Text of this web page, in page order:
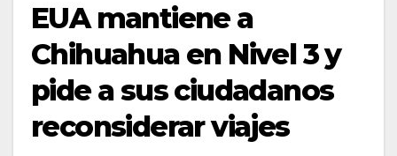
EUA mantiene a
Chihuahua en Nivel 3 y
pide a sus ciudadanos
reconsiderar viajes